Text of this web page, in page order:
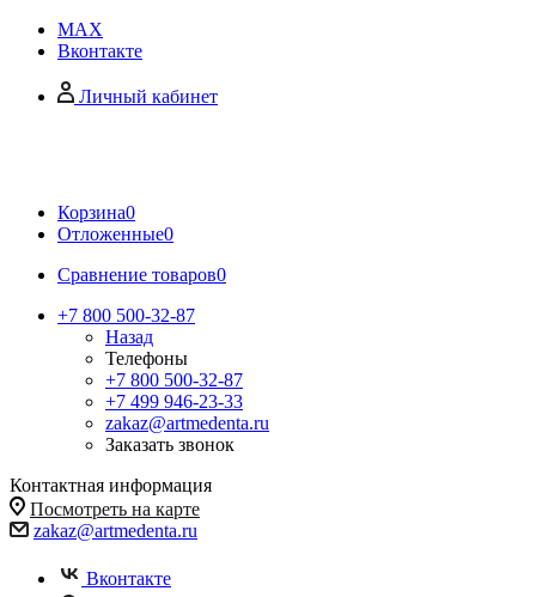
MAX
Вконтакте
Личный кабинет
Корзина0
Отложенные0
Сравнение товаров0
+7 800 500-32-87
Назад
Телефоны
+7 800 500-32-87
+7 499 946-23-33
zakaz@artmedenta.ru
Заказать звонок
Контактная информация
Посмотреть на карте
zakaz@artmedenta.ru
Вконтакте